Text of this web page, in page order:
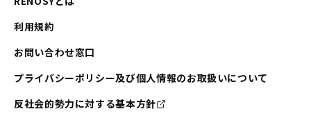
利用規約
お問い合わせ窓口
プライバシーポリシー及び個人情報のお取扱いについて
反社会的勢力に対する基本方針